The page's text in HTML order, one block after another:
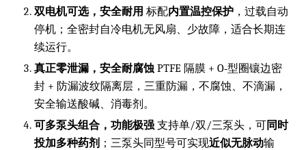
双电机可选，安全耐用 标配内置温控保护 ，过载自动
停机；全密封自冷电机无风扇、少故障，适合长期连
续运行。
真正零泄漏，安全耐腐蚀 PTFE 隔膜 + O‑型圈镶边密
封 + 防漏波纹隔离层，三重防漏，不腐蚀、不滴漏，
安全输送酸碱、消毒剂。
可多泵头组合，功能极强 支持单/双/三泵头，可同时
投加多种药剂 ；三泵头同型号可实现近似无脉动输